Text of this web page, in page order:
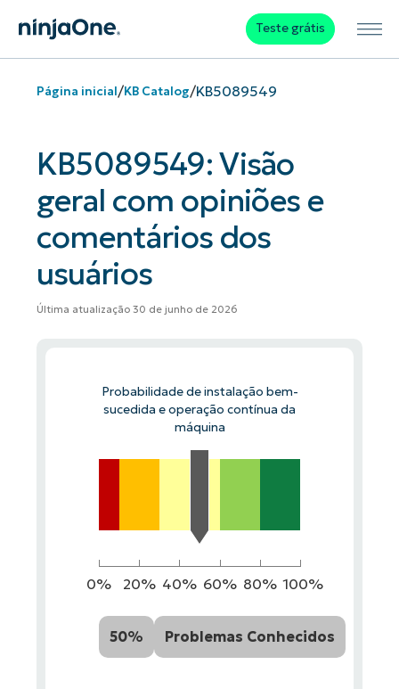
Teste grátis
Página inicial/KB Catalog/KB5089549
KB5089549: Visão
geral com opiniões e
comentários dos
usuários
Última atualização 30 de junho de 2026
Probabilidade de instalação bem-
sucedida e operação contínua da
máquina
0% 20% 40% 60% 80% 100%
50% Problemas Conhecidos